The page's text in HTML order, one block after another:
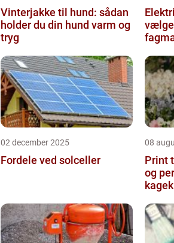
Vinterjakke til hund: sådan
holder du din hund varm og
tryg
02 december 2025
Fordele ved solceller
08
Print
og